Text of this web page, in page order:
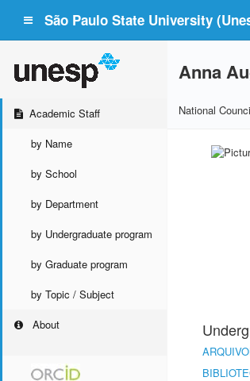
São Paulo State University
Academic Staff
by Name
by School
by Department
by Undergraduate program
by Graduate program
by Topic / Subject
About
Anna
National